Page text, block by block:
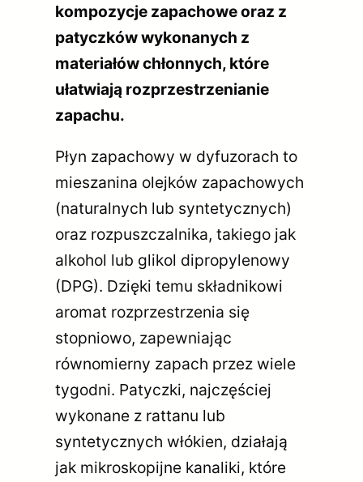
kompozycje zapachowe oraz z
patyczków wykonanych z
materiałów chłonnych, które
ułatwiają rozprzestrzenianie
zapachu.
Płyn zapachowy w dyfuzorach to
mieszanina olejków zapachowych
(naturalnych lub syntetycznych)
oraz rozpuszczalnika, takiego jak
alkohol lub glikol dipropylenowy
(DPG). Dzięki temu składnikowi
aromat rozprzestrzenia się
stopniowo, zapewniając
równomierny zapach przez wiele
tygodni. Patyczki, najczęściej
wykonane z rattanu lub
syntetycznych włókien, działają
jak mikroskopijne kanaliki, które